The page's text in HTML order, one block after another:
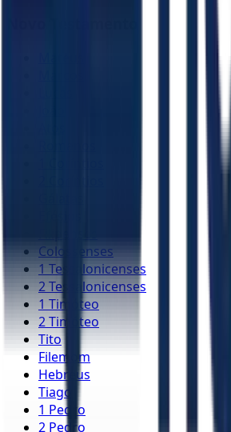
Colossenses
1 Tessalonicenses
2 Tessalonicenses
1 Timóteo
2 Timóteo
Tito
Filemom
Hebreus
Tiago
1 Pedro
2 Pedro